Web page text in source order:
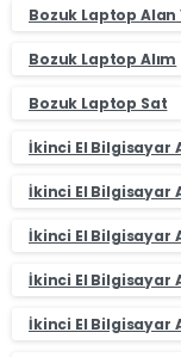
Bozuk Laptop Alan
Bozuk Laptop Alım
Bozuk Laptop Sat
İkinci El Bilgisayar
İkinci El Bilgisayar
İkinci El Bilgisayar
İkinci El Bilgisayar
İkinci El Bilgisayar